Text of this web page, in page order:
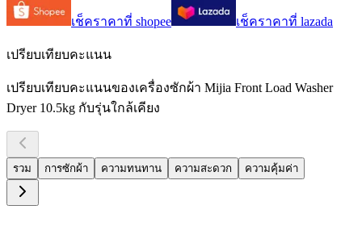
เช็คราคาที่ shopee เช็คราคาที่ lazada
เปรียบเทียบคะแนน
เปรียบเทียบคะแนนของเครื่องซักผ้า Mijia Front Load Washer
Dryer 10.5kg กับรุ่นใกล้เคียง
รวม การซักผ้า ความทนทาน ความสะดวก ความคุ้มค่า